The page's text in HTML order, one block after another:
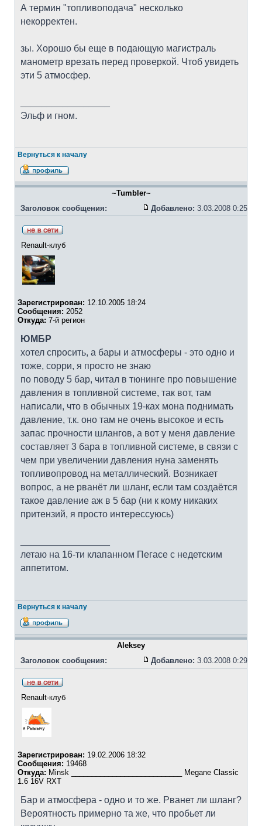
А термин "топливоподача" несколько
некорректен.
зы. Хорошо бы еще в подающую магистраль
манометр врезать перед проверкой. Чтоб увидеть
эти 5 атмосфер.
Эльф и гном.
Вернуться к началу
~Tumbler~
Заголовок сообщения:
Добавлено: 3.03.2008 0:25
Renault-клуб
Зарегистрирован: 12.10.2005 18:24
Сообщения: 2052
Откуда: 7-й регион
ЮМБР
хотел спросить, а бары и атмосферы - это одно и
тоже, сорри, я просто не знаю
по поводу 5 бар, читал в тюнинге про повышение
давления в топливной системе, так вот, там
написали, что в обычных 19-ках мона поднимать
давление, т.к. оно там не очень высокое и есть
запас прочности шлангов, а вот у меня давление
составляет 3 бара в топливной системе, в связи с
чем при увеличении давления нуна заменять
топливопровод на металлический. Возникает
вопрос, а не рванёт ли шланг, если там создаётся
такое давление аж в 5 бар (ни к кому никаких
притензий, я просто интерессуюсь)
летаю на 16-ти клапанном Пегасе с недетским
аппетитом.
Вернуться к началу
Aleksey
Заголовок сообщения:
Добавлено: 3.03.2008 0:29
Renault-клуб
Зарегистрирован: 19.02.2006 18:32
Сообщения: 19468
Откуда: Minsk ___________________________ Megane Classic
1.6 16V RXT
Бар и атмосфера - одно и то же. Рванет ли шланг?
Вероятность примерно та же, что пробьет ли